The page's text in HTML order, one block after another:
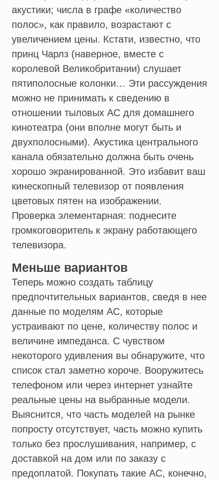
акустики; числа в графе «количество
полос», как правило, возрастают с
увеличением цены. Кстати, известно, что
принц Чарлз (наверное, вместе с
королевой Великобритании) слушает
пятиполосные колонки… Эти рассуждения
можно не принимать к сведению в
отношении тыловых АС для домашнего
кинотеатра (они вполне могут быть и
двухполосными). Акустика центрального
канала обязательно должна быть очень
хорошо экранированной. Это избавит ваш
кинескопный телевизор от появления
цветовых пятен на изображении.
Проверка элементарная: поднесите
громкоговоритель к экрану работающего
телевизора.
Меньше вариантов
Теперь можно создать таблицу
предпочтительных вариантов, сведя в нее
данные по моделям АС, которые
устраивают по цене, количеству полос и
величине импеданса. С чувством
некоторого удивления вы обнаружите, что
список стал заметно короче. Вооружитесь
телефоном или через интернет узнайте
реальные цены на выбранные модели.
Выяснится, что часть моделей на рынке
попросту отсутствует, часть можно купить
только без прослушивания, например, с
доставкой на дом или по заказу с
предоплатой. Покупать такие АС, конечно,